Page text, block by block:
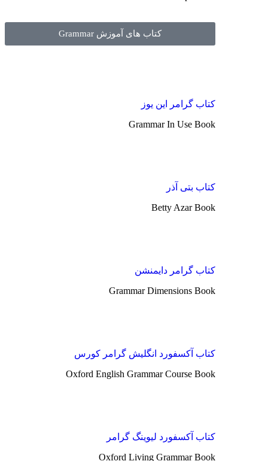
کتاب های آموزش Grammar
کتاب گرامر این یوز
Grammar In Use Book
کتاب بتی آذر
Betty Azar Book
کتاب گرامر دایمنشن
Grammar Dimensions Book
کتاب آکسفورد انگلیش گرامر کورس
Oxford English Grammar Course Book
کتاب آکسفورد لیوینگ گرامر
Oxford Living Grammar Book